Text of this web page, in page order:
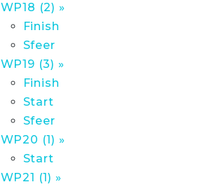
WP18 (2) »
Finish
Sfeer
WP19 (3) »
Finish
Start
Sfeer
WP20 (1) »
Start
WP21 (1) »